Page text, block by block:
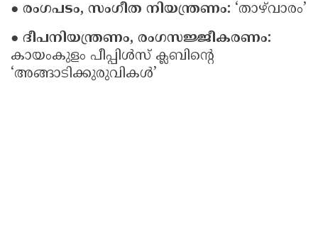
● രംഗപടം, സംഗീത നിയന്ത്രണം: ‘താഴ്‌വാരം’
● ദീപനിയന്ത്രണം, രംഗസജ്ജീകരണം:
കായംകുളം പീപ്പിൾസ് ക്ലബിന്റെ
‘അങ്ങാടിക്കുരുവികൾ’